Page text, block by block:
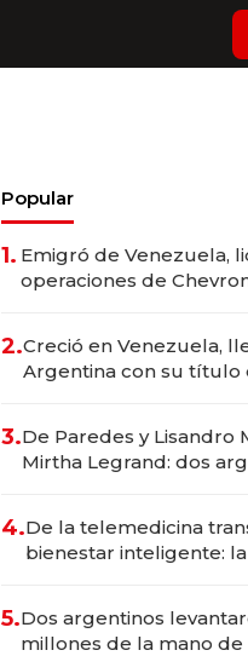
Popular
1. Emigró de Venezuela,
operaciones de Chevron
2.Creció en Venezuela,
Argentina con su título
marcas "fast premium"
3.De Paredes y Lisandro
Mirtha Legrand: dos
4.De la telemedicina
bienestar inteligente:
5.Dos argentinos
millones de la mano de